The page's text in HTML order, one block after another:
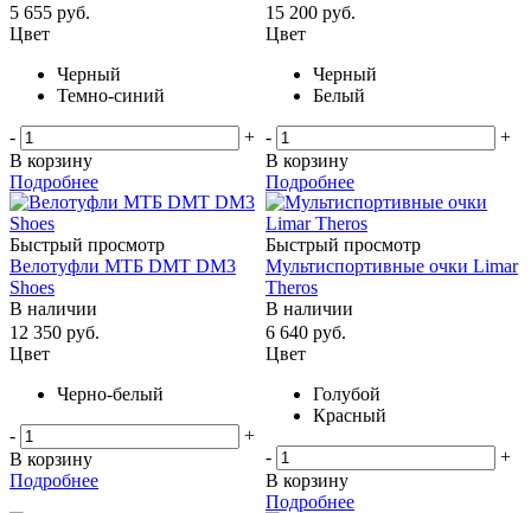
5 655 руб.
Цвет
Черный
Темно-синий
-
+
В корзину
Подробнее
15 200 руб.
Цвет
Черный
Белый
-
+
В корзину
Подробнее
Быстрый просмотр
Велотуфли МТБ DMT DM3
Shoes
В наличии
12 350 руб.
Цвет
Черно-белый
-
+
В корзину
Подробнее
Быстрый просмотр
Мультиспортивные очки Limar
Theros
В наличии
6 640 руб.
Цвет
Голубой
Красный
-
+
В корзину
Подробнее